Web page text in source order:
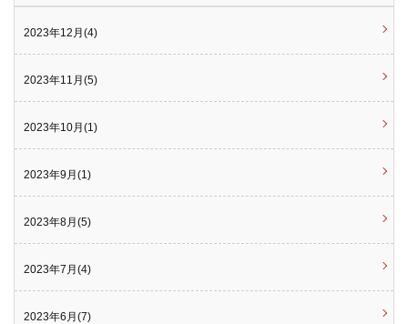
2023年12月(4)
2023年11月(5)
2023年10月(1)
2023年9月(1)
2023年8月(5)
2023年7月(4)
2023年6月(7)